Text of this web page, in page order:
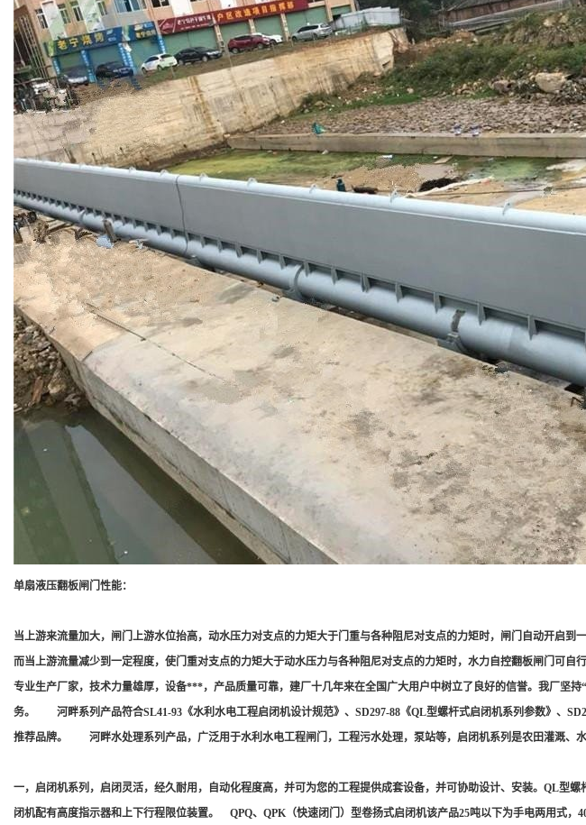
单扇液压翻板闸门性能：
当上游来流量加大，闸门上游水位抬高，动水压力对支点的力矩大于门重与各种阻尼对支点的力矩时，闸门自动开启
而当上游流量减少到一定程度，使门重对支点的力矩大于动水压力与各种阻尼对支点的力矩时，水力自控翻板闸门可
专业生产厂家，技术力量雄厚，设备***，产品质量可靠，建厂十几年来在全国广大用户中树立了良好的信誉。我厂
务。 河畔系列产品符合SL41-93《水利水电工程启闭机设计规范》、SD297-88《QL型螺杆式启闭机系列参数》、
推荐品牌。 河畔水处理系列产品，广泛用于水利水电工程闸门，工程污水处理，泵站等，启闭机系列是农田灌溉、
一，启闭机系列，启闭灵活，经久耐用，自动化程度高，并可为您的工程提供成套设备，并可协助设计、安装。QL型
闭机配有高度指示器和上下行程限位装置。 QPQ、QPK（快速闭门）型卷扬式启闭机该产品25吨以下为手电两用式